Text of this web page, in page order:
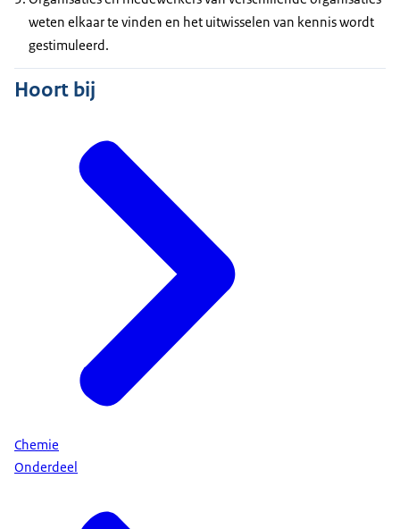
weten elkaar te vinden en het uitwisselen van kennis wordt
gestimuleerd.
Hoort bij
Chemie
Onderdeel